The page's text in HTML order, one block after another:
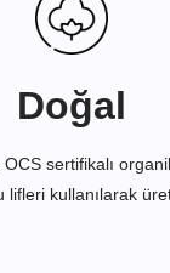
Doğal
sertifikalı
lifleri kullanılarak